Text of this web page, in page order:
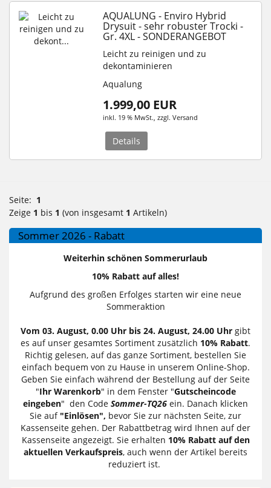
AQUALUNG - Enviro Hybrid
Drysuit - sehr robuster Trocki -
Gr. 4XL - SONDERANGEBOT
Leicht zu reinigen und zu
dekontaminieren
Aqualung
1.999,00 EUR
inkl. 19 % MwSt. , zzgl. Versand
Details
Seite: 1
Zeige 1 bis 1 (von insgesamt 1 Artikeln)
Sommer 2026 - Rabatt
Weiterhin schönen Sommerurlaub
10% Rabatt auf alles!
Aufgrund des großen Erfolges starten wir eine neue
Sommeraktion
Vom 03. August, 0.00 Uhr bis 24. August, 24.00 Uhr gibt
es auf unser gesamtes Sortiment zusätzlich 10% Rabatt.
Richtig gelesen, auf das ganze Sortiment, bestellen Sie
einfach bequem von zu Hause in unserem Online-Shop.
Geben Sie einfach während der Bestellung auf der Seite
"Ihr Warenkorb" in dem Fenster "Gutscheincode
eingeben" den Code Sommer-TQ26 ein. Danach klicken
Sie auf "Einlösen", bevor Sie zur nächsten Seite, zur
Kassenseite gehen. Der Rabattbetrag wird Ihnen auf der
Kassenseite angezeigt. Sie erhalten 10% Rabatt auf den
aktuellen Verkaufspreis, auch wenn der Artikel bereits
reduziert ist.